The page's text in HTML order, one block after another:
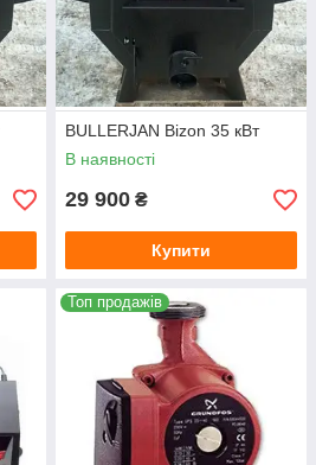
BULLERJAN Bizon 35 кВт
В наявності
29 900 ₴
Купити
Топ продажів